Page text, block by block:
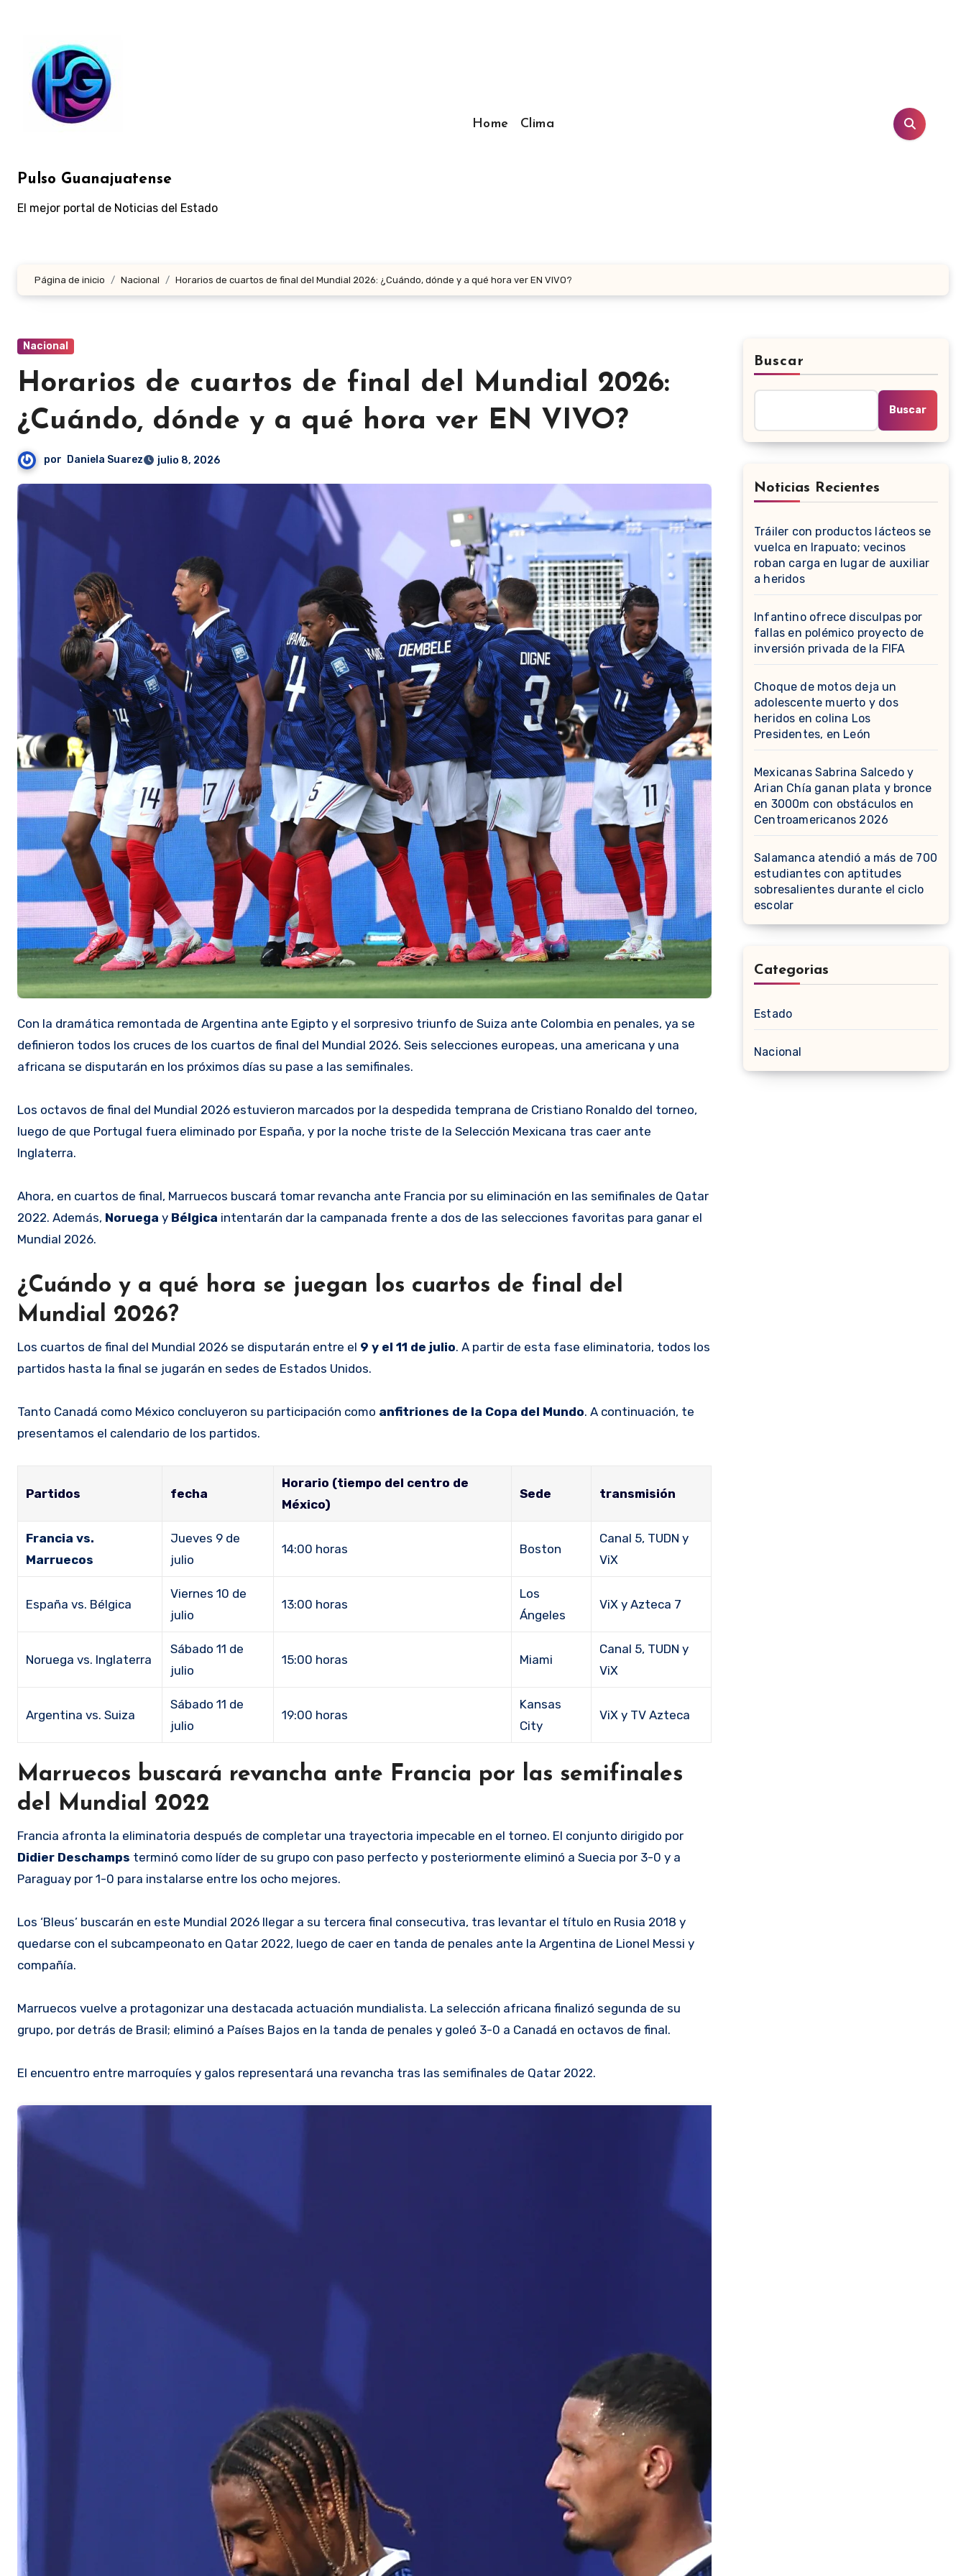
contenido
Pulso Guanajuatense
El mejor portal de Noticias del Estado
Home Clima
Página de inicio Nacional Horarios de cuartos de final del Mundial 2026: ¿Cuándo, dónde y a qué hora ver EN VIVO?
Nacional
Horarios de cuartos de final del Mundial 2026:
¿Cuándo, dónde y a qué hora ver EN VIVO?
por Daniela Suarez julio 8, 2026
Con la dramática remontada de Argentina ante Egipto y el sorpresivo triunfo de Suiza ante Colombia en penales, ya se
definieron todos los cruces de los cuartos de final del Mundial 2026. Seis selecciones europeas, una americana y una
africana se disputarán en los próximos días su pase a las semifinales.
Los octavos de final del Mundial 2026 estuvieron marcados por la despedida temprana de Cristiano Ronaldo del torneo,
luego de que Portugal fuera eliminado por España, y por la noche triste de la Selección Mexicana tras caer ante
Inglaterra.
Ahora, en cuartos de final, Marruecos buscará tomar revancha ante Francia por su eliminación en las semifinales de Qatar
2022. Además, Noruega y Bélgica intentarán dar la campanada frente a dos de las selecciones favoritas para ganar el
Mundial 2026.
¿Cuándo y a qué hora se juegan los cuartos de final del
Mundial 2026?
Los cuartos de final del Mundial 2026 se disputarán entre el 9 y el 11 de julio. A partir de esta fase eliminatoria, todos los
partidos hasta la final se jugarán en sedes de Estados Unidos.
Tanto Canadá como México concluyeron su participación como anfitriones de la Copa del Mundo. A continuación, te
presentamos el calendario de los partidos.
Partidos fecha
Horario (tiempo del centro de
México)
Sede transmisión
Francia vs.
Marruecos
Jueves 9 de
julio
14:00 horas Boston
Canal 5, TUDN y
ViX
España vs. Bélgica
Viernes 10 de
julio
13:00 horas
Los
Ángeles
ViX y Azteca 7
Noruega vs. Inglaterra
Sábado 11 de
julio
15:00 horas Miami
Canal 5, TUDN y
ViX
Argentina vs. Suiza
Sábado 11 de
julio
19:00 horas
Kansas
City
ViX y TV Azteca
Marruecos buscará revancha ante Francia por las semifinales
del Mundial 2022
Francia afronta la eliminatoria después de completar una trayectoria impecable en el torneo. El conjunto dirigido por
Didier Deschamps terminó como líder de su grupo con paso perfecto y posteriormente eliminó a Suecia por 3-0 y a
Paraguay por 1-0 para instalarse entre los ocho mejores.
Los ‘Bleus’ buscarán en este Mundial 2026 llegar a su tercera final consecutiva, tras levantar el título en Rusia 2018 y
quedarse con el subcampeonato en Qatar 2022, luego de caer en tanda de penales ante la Argentina de Lionel Messi y
compañía.
Marruecos vuelve a protagonizar una destacada actuación mundialista. La selección africana finalizó segunda de su
grupo, por detrás de Brasil; eliminó a Países Bajos en la tanda de penales y goleó 3-0 a Canadá en octavos de final.
El encuentro entre marroquíes y galos representará una revancha tras las semifinales de Qatar 2022.
Buscar
Buscar
Noticias Recientes
Tráiler con productos lácteos se
vuelca en Irapuato; vecinos
roban carga en lugar de auxiliar
a heridos
Infantino ofrece disculpas por
fallas en polémico proyecto de
inversión privada de la FIFA
Choque de motos deja un
adolescente muerto y dos
heridos en colina Los
Presidentes, en León
Mexicanas Sabrina Salcedo y
Arian Chía ganan plata y bronce
en 3000m con obstáculos en
Centroamericanos 2026
Salamanca atendió a más de 700
estudiantes con aptitudes
sobresalientes durante el ciclo
escolar
Categorias
Estado
Nacional